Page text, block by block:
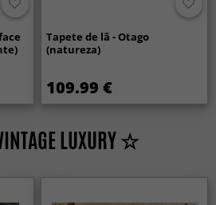
Tapete de lã - Otago
(natureza)
109.99 €
LUXURY ☆